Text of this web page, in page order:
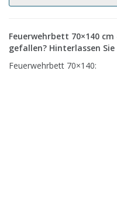
Feuerwehrbett 70×140
gefallen? Hinterlassen
Feuerwehrbett 70×140: